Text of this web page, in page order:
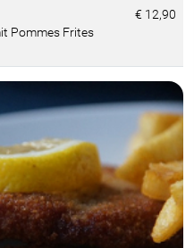
Pommes Frites
€ 12,90